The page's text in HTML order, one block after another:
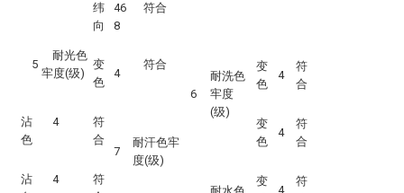
纬
向
46
8
符合
5
耐光色
牢度(级)
变
色
4
符合
6
耐洗色
牢度
(级)
变
色
4
符
合
沾
色
4
符
合
7
耐汗色牢
度(级)
变
色
4
符
合
沾
4
符
变
4
符